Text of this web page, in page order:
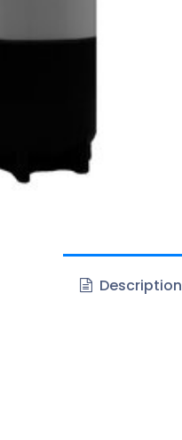
Description